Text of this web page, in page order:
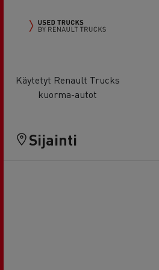
Käytetyt Renault Trucks
kuorma-autot
Sijainti